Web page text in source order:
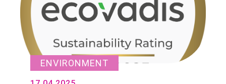
ENVIRONMENT